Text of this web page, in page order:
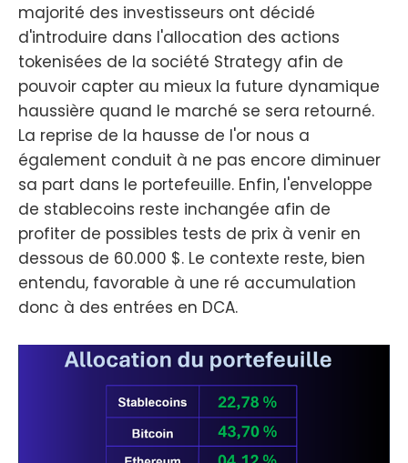
majorité des investisseurs ont décidé
d'introduire dans l'allocation des actions
tokenisées de la société Strategy afin de
pouvoir capter au mieux la future dynamique
haussière quand le marché se sera retourné.
La reprise de la hausse de l'or nous a
également conduit à ne pas encore diminuer
sa part dans le portefeuille. Enfin, l'enveloppe
de stablecoins reste inchangée afin de
profiter de possibles tests de prix à venir en
dessous de 60.000 $. Le contexte reste, bien
entendu, favorable à une ré accumulation
donc à des entrées en DCA.